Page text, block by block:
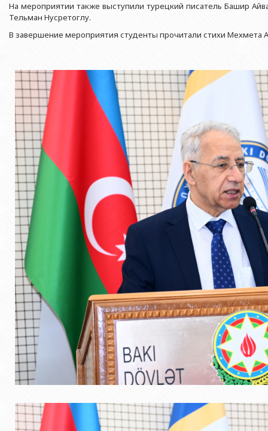
На мероприятии также выступили турецкий писатель Башир
Тельман Нусретоглу.
В завершение мероприятия студенты прочитали стихи Мехмета